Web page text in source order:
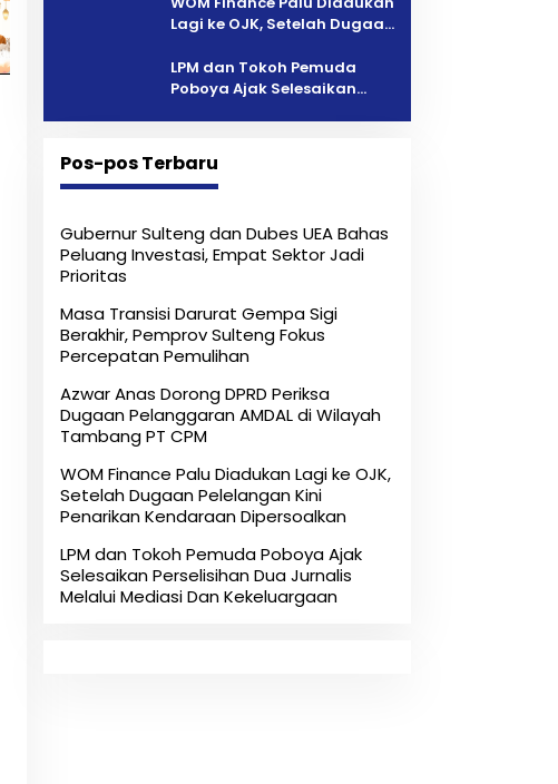
Lagi ke OJK, Setelah Dugaan
Kendaraan Dipersoalkan ‎
LPM dan Tokoh Pemuda
Poboya Ajak Selesaikan
Kekeluargaan
Pos-pos Terbaru
Gubernur Sulteng dan Dubes UEA Bahas
Peluang Investasi, Empat Sektor Jadi
Prioritas
Masa Transisi Darurat Gempa Sigi
Berakhir, Pemprov Sulteng Fokus
Percepatan Pemulihan
Azwar Anas Dorong DPRD Periksa
Dugaan Pelanggaran AMDAL di Wilayah
Tambang PT CPM
‎WOM Finance Palu Diadukan Lagi ke OJK,
Setelah Dugaan Pelelangan Kini
Penarikan Kendaraan Dipersoalkan ‎
LPM dan Tokoh Pemuda Poboya Ajak
Selesaikan Perselisihan Dua Jurnalis
Melalui Mediasi Dan Kekeluargaan